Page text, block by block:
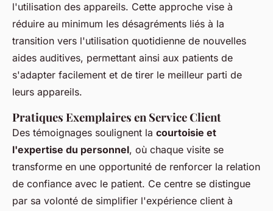
l'utilisation des appareils. Cette approche vise à
réduire au minimum les désagréments liés à la
transition vers l'utilisation quotidienne de nouvelles
aides auditives, permettant ainsi aux patients de
s'adapter facilement et de tirer le meilleur parti de
leurs appareils.
Pratiques Exemplaires en Service Client
Des témoignages soulignent la courtoisie et
l'expertise du personnel, où chaque visite se
transforme en une opportunité de renforcer la relation
de confiance avec le patient. Ce centre se distingue
par sa volonté de simplifier l'expérience client à